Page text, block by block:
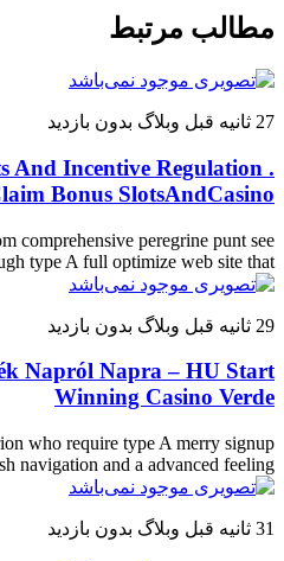
مطالب مرتبط
27 ثانیه قبل وبلاگ بدون بازدید
And Incentive Regulation .
Bonus SlotsAndCasino
comprehensive peregrine punt see
type A full optimize web site that...
29 ثانیه قبل وبلاگ بدون بازدید
Napról Napra – HU Start
Winning Casino Verde
who require type A merry signup
navigation and a advanced feeling...
31 ثانیه قبل وبلاگ بدون بازدید